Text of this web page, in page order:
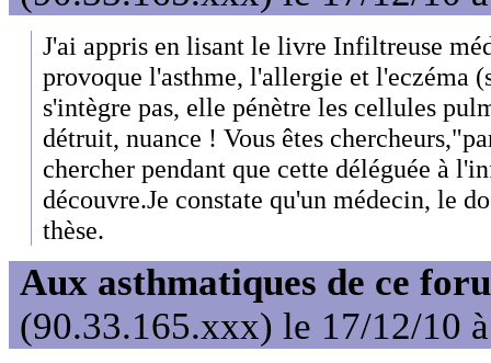
J'ai appris en lisant le livre Infiltreuse
provoque l'asthme, l'allergie et l'eczéma
s'intègre pas, elle pénètre les cellules
détruit, nuance ! Vous êtes
chercher pendant que cette déléguée à
découvre.Je constate qu'un médecin, le
thèse.
Aux asthmatiques de ce
(90.33.165.xxx) le 17/12/10